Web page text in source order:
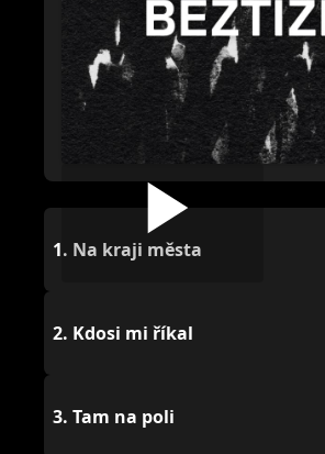
1. Na kraji města
2. Kdosi mi říkal
3. Tam na poli